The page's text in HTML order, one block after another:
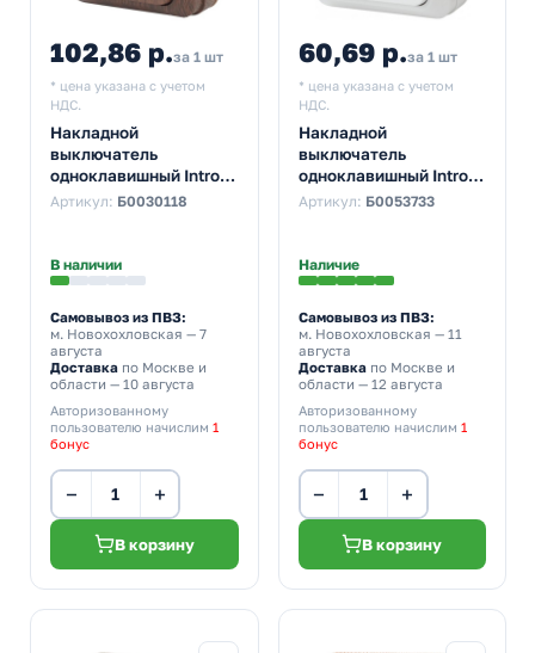
102,86 р.за 1 шт
* цена указана с учетом
НДС.
Накладной
выключатель
одноклавишный Intro
Quadro 10А-250В IP20
Артикул: Б0030118
В наличии
Самовывоз из ПВЗ:
м. Новохохловская — 7
августа
Доставка по Москве и
области — 10 августа
Авторизованному
пользователю начислим 1
бонус
− +
В корзину
60,69 р.за 1 шт
* цена указана с учетом
НДС.
Накладной
выключатель
одноклавишный Intro
Quadro 10А-250В IP20
Артикул: Б0053733
Наличие
Самовывоз из ПВЗ:
м. Новохохловская — 11
августа
Доставкапо Москве и
области — 12 августа
Авторизованному
пользователю начислим 1
бонус
− +
В корзину